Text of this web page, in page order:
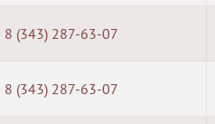
8 (343) 287-63-07
8 (343) 287-63-07